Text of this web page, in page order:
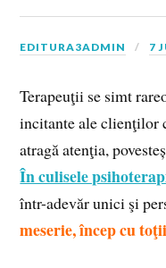
EDITURA3ADMIN 7
Terapeuţii se simt
incitante ale clienţilor
atragă atenţia,
În culisele
într-adevăr unici şi
meserie, încep cu